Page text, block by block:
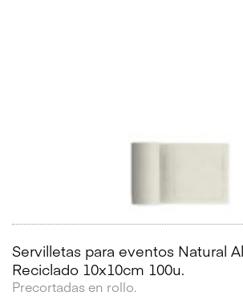
Servilletas para eventos Natural
Reciclado 10x10cm 100u.
Precortadas en rollo.